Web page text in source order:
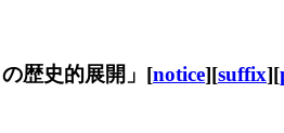
歴史的展開」[notice][suffix][